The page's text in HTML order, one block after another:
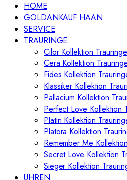
HOME
GOLDANKAUF HAAN
SERVICE
TRAURINGE
Cilor Kollektion Trauringe
Cera Kollektion Trauringe
Fides Kollektion
Klassiker Kollektion
Palladium Kollektion
Perfect Love Kollektion
Platin Kollektion
Platora Kollektion
Remember Me
Secret Love Kollektion
Sieger Kollektion
UHREN